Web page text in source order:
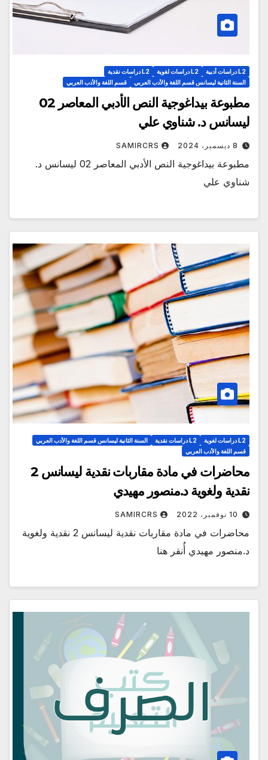
L2 دراسات أدبية L2 دراسات لغوية
L2 دراسات نقدية
السنة الثانية ليسانس قسم اللغة والأدب العربي
قسم اللغة والأدب العربي
مطبوعة بيداغوجية النص الأدبي المعاصر 02
ليسانس د. شناوي علي
8 ديسمبر، 2024 SAMIRCRS
مطبوعة بيداغوجية النص الأدبي المعاصر 02 ليسانس د.
شناوي علي
L2 دراسات لغوية L2 دراسات نقدية
السنة الثانية ليسانس قسم اللغة والأدب العربي
قسم اللغة والأدب العربي
محاضرات في مادة مقاربات نقدية ليسانس 2
نقدية ولغوية د.منصور مهيدي
10 نوفمبر، 2022 SAMIRCRS
محاضرات في مادة مقاربات نقدية ليسانس 2 نقدية ولغوية
د.منصور مهيدي أُنقر هنا